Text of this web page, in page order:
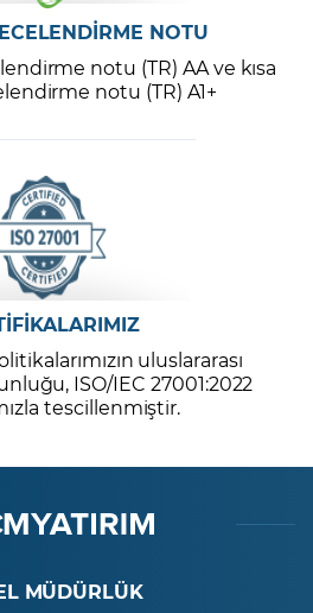
NOTU
notu (TR) AA ve kısa
notu (TR) A1+
uluslararası
ISO/IEC 27001:2022
tescillenmiştir.
MÜDÜRLÜK